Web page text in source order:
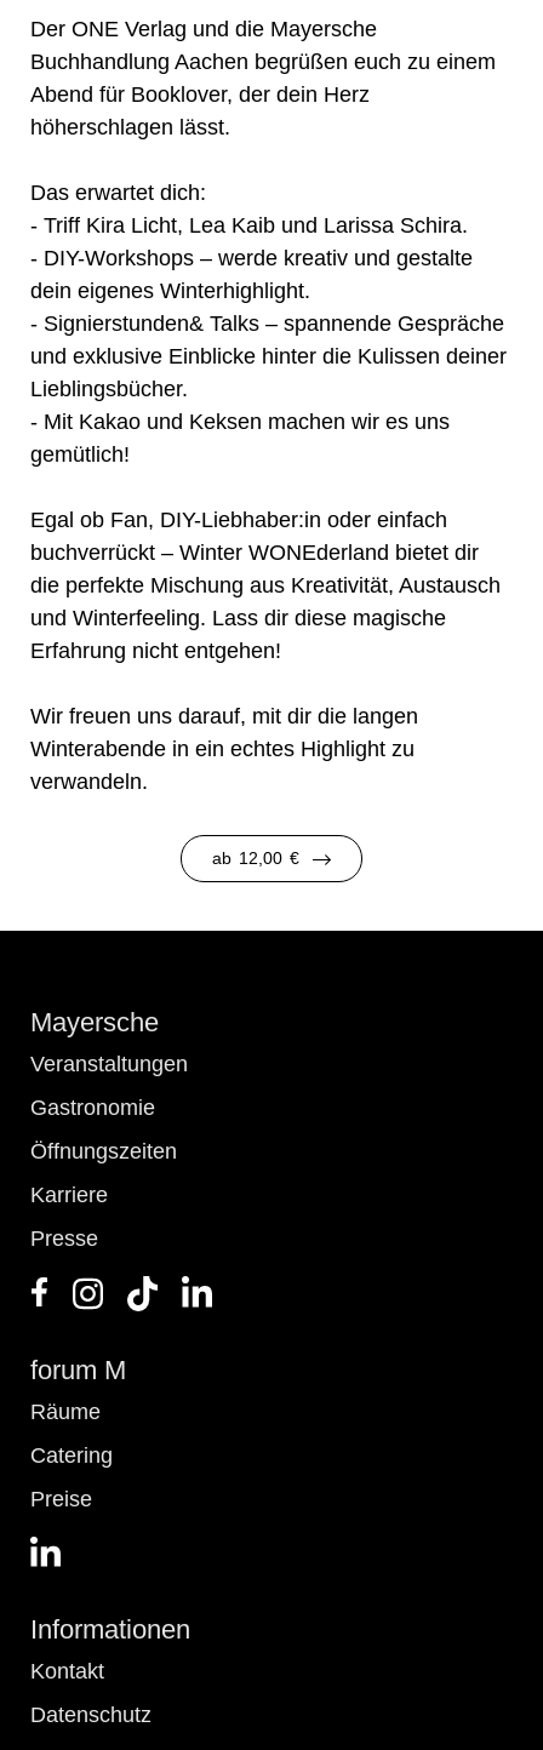
Der ONE Verlag und die Mayersche
Buchhandlung Aachen begrüßen euch zu einem
Abend für Booklover, der dein Herz
höherschlagen lässt.
Das erwartet dich:
- Triff Kira Licht, Lea Kaib und Larissa Schira.
- DIY-Workshops – werde kreativ und gestalte
dein eigenes Winterhighlight.
- Signierstunden& Talks – spannende Gespräche
und exklusive Einblicke hinter die Kulissen deiner
Lieblingsbücher.
- Mit Kakao und Keksen machen wir es uns
gemütlich!
Egal ob Fan, DIY-Liebhaber:in oder einfach
buchverrückt – Winter WONEderland bietet dir
die perfekte Mischung aus Kreativität, Austausch
und Winterfeeling. Lass dir diese magische
Erfahrung nicht entgehen!
Wir freuen uns darauf, mit dir die langen
Winterabende in ein echtes Highlight zu
verwandeln.
ab 12,00 €
Mayersche
Veranstaltungen
Gastronomie
Öffnungszeiten
Karriere
Presse
forum M
Räume
Catering
Preise
Informationen
Kontakt
Datenschutz